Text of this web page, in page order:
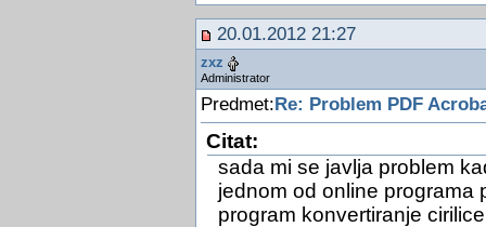
20.01.2012 21:27
zxz
Administrator
Predmet:Re: Problem PDF
Citat:
sada mi se javlja problem
jednom od online programa
program konvertiranje